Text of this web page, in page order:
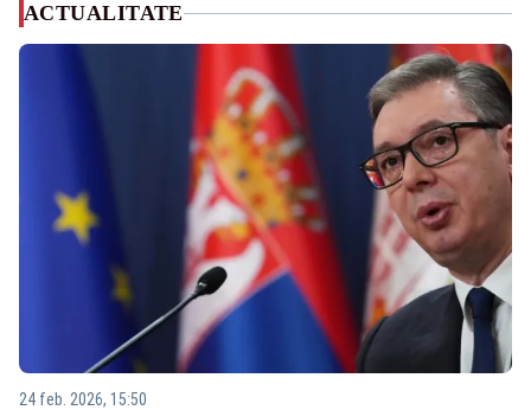
ACTUALITATE
24 feb. 2026, 15:50